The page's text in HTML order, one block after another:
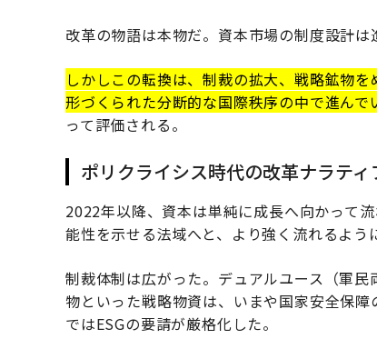
改革の物語は本物だ。資本市場の制度設計
しかしこの転換は、制裁の拡大、戦略鉱物
形づくられた分断的な国際秩序の中で進んで
って評価される。
ポリクライシス時代の改革ナラティ
2022年以降、資本は単純に成長へ向かって
能性を示せる法域へと、より強く流れるよう
制裁体制は広がった。デュアルユース（軍
物といった戦略物資は、いまや国家安全保
ではESGの要請が厳格化した。